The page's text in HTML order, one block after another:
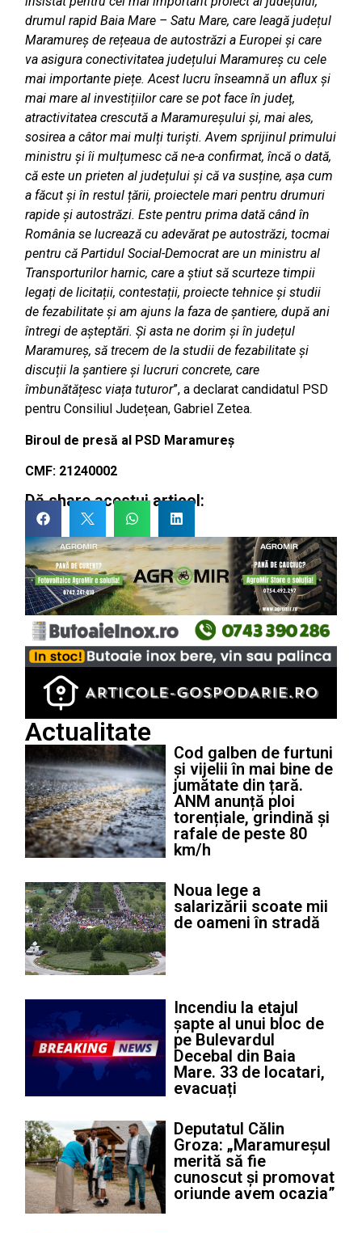
drumul rapid Baia Mare – Satu Mare, care leagă județul
Maramureș de rețeaua de autostrăzi a Europei și care
va asigura conectivitatea județului Maramureș cu cele
mai importante piețe. Acest lucru înseamnă un aflux și
mai mare al investițiilor care se pot face în județ,
atractivitatea crescută a Maramureșului și, mai ales,
sosirea a câtor mai mulți turiști. Avem sprijinul primului
ministru și îi mulțumesc că ne-a confirmat, încă o dată,
că este un prieten al județului și că va susține, așa cum
a făcut și în restul țării, proiectele mari pentru drumuri
rapide și autostrăzi. Este pentru prima dată când în
România se lucrează cu adevărat pe autostrăzi, tocmai
pentru că Partidul Social-Democrat are un ministru al
Transporturilor harnic, care a știut să scurteze timpii
legați de licitații, contestații, proiecte tehnice și studii
de fezabilitate și am ajuns la faza de șantiere, după ani
întregi de așteptări. Și asta ne dorim și în județul
Maramureș, să trecem de la studii de fezabilitate și
discuții la șantiere și lucruri concrete, care
îmbunătățesc viața tuturor”, a declarat candidatul PSD
pentru Consiliul Județean, Gabriel Zetea.
Biroul de presă al PSD Maramureș
CMF: 21240002
Dă share acestui articol:
Actualitate
Cod galben de furtuni
și vijelii în mai bine de
jumătate din țară.
ANM anunță ploi
torențiale, grindină și
rafale de peste 80
km/h
Noua lege a
salarizării scoate mii
de oameni în stradă
Incendiu la etajul
șapte al unui bloc de
pe Bulevardul
Decebal din Baia
Mare. 33 de locatari,
evacuați
Deputatul Călin
Groza: „Maramureșul
merită să fie
cunoscut și promovat
oriunde avem ocazia”